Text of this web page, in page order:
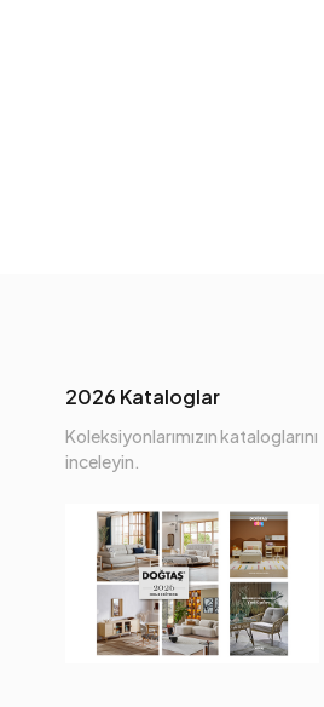
2026 Kataloglar
Koleksiyonlarımızın kataloglarını
inceleyin.